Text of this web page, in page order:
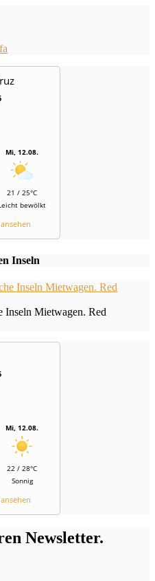
Mi, 12.08.
21 / 25°C
bewölkt
Inseln
Inseln Mietwagen. Red
Mi, 12.08.
22 / 28°C
Sonnig
Newsletter.